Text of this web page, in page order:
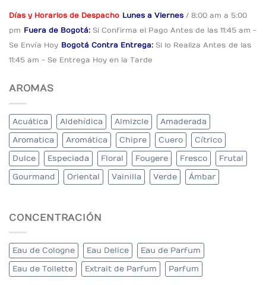
Días y Horarios de Despacho Lunes a Viernes / 8:00 am a 5:00
pm Fuera de Bogotá: Si Confirma el Pago Antes de las 11:45 am -
Se Envía Hoy Bogotá Contra Entrega: Si lo Realiza Antes de las
11:45 am - Se Entrega Hoy en la Tarde
AROMAS
Acuática Aldehídica Almizcle Amaderada
Aromatica Aromática Chipre Cuero Cítrico
Dulce Especiada Floral Fougere Fresco Frutal
Gourmand Oriental Vainilla Verde Ámbar
CONCENTRACIÓN
Eau de Cologne Eau Delice Eau de Parfum
Eau de Toilette Extrait de Parfum Parfum